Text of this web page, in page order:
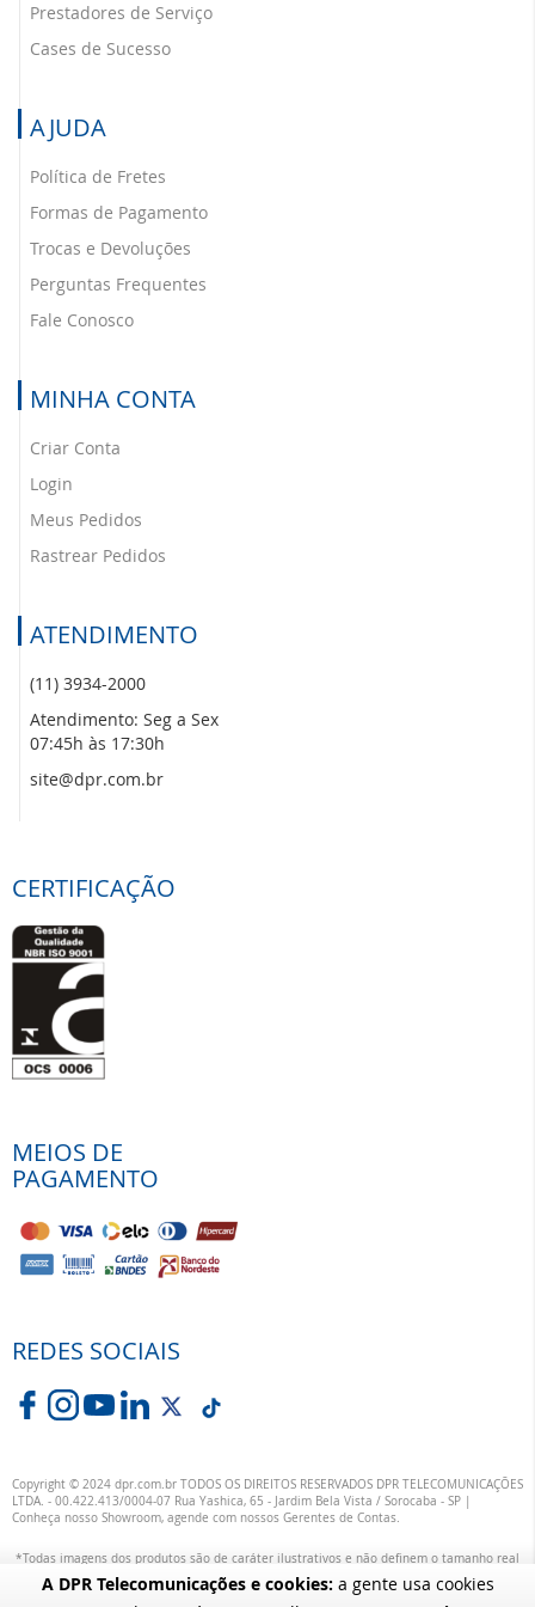
A DPR Telecomunicações e cookies:a gente usa cookies
Prestadores de Serviço
Cases de Sucesso
AJUDA
Política de Fretes
Formas de Pagamento
Trocas e Devoluções
Perguntas Frequentes
Fale Conosco
MINHA CONTA
Criar Conta
Login
Meus Pedidos
Rastrear Pedidos
ATENDIMENTO
(11) 3934-2000
Atendimento: Seg a Sex
07:45h às 17:30h
site@dpr.com.br
CERTIFICAÇÃO
MEIOS DE
PAGAMENTO
REDES SOCIAIS
Copyright © 2024 dpr.com.br TODOS OS DIREITOS RESERVADOS DPR TELECOMUNICAÇÕES
LTDA. - 00.422.413/0004-07 Rua Yashica, 65 - Jardim Bela Vista / Sorocaba - SP |
Conheça nosso Showroom, agende com nossos Gerentes de Contas.
*Todas imagens dos produtos são de caráter ilustrativos e não definem o tamanho real
ou exata definição das suas cores.
alterações específicas nos produtos poderão ocorrer sem aviso prévio dos fornecedores,